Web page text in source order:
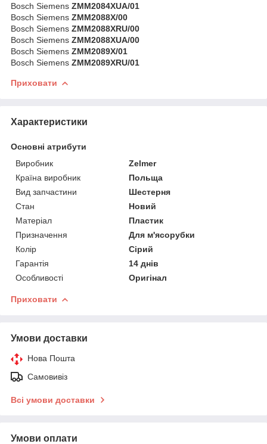
Bosch Siemens ZMM2084XUA/01
Bosch Siemens ZMM2088X/00
Bosch Siemens ZMM2088XRU/00
Bosch Siemens ZMM2088XUA/00
Bosch Siemens ZMM2089X/01
Bosch Siemens ZMM2089XRU/01
Приховати
Характеристики
Основні атрибути
Виробник
Zelmer
Країна виробник
Польща
Вид запчастини
Шестерня
Стан
Новий
Матеріал
Пластик
Призначення
Для м'ясорубки
Колір
Сірий
Гарантія
14 днів
Особливості
Оригінал
Приховати
Умови доставки
Нова Пошта
Самовивіз
Всі умови доставки
Умови оплати